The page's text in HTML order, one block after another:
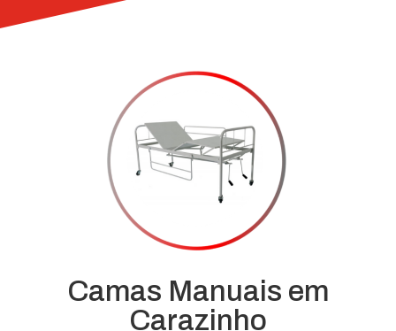
Camas Manuais em
Carazinho